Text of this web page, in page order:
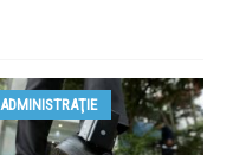
ADMINISTRAŢIE